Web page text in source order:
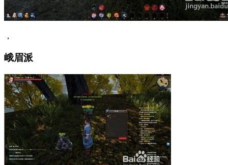
，
峨眉派